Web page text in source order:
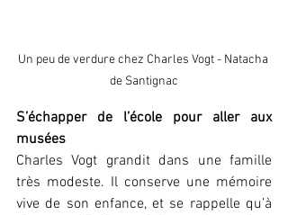
Un peu de verdure chez Charles Vogt - Natacha
de Santignac
S’échapper de l’école pour aller aux
musées
Charles Vogt grandit dans une famille
très modeste. Il conserve une mémoire
vive de son enfance, et se rappelle qu’à